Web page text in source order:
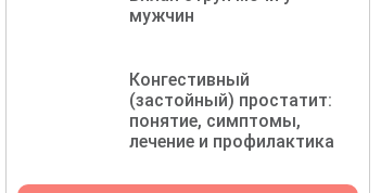
мужчин
Конгестивный
(застойный) простатит:
понятие, симптомы,
лечение и профилактика